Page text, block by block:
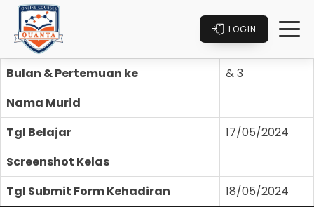
LOGIN
Bulan & Pertemuan ke
& 3
Nama Murid
Tgl Belajar
17/05/2024
Screenshot Kelas
Tgl Submit Form Kehadiran
18/05/2024